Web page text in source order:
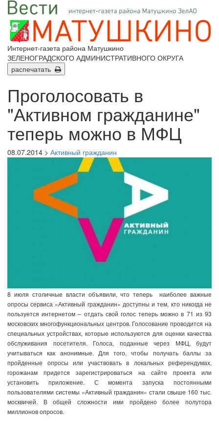
Интернет-газета района Матушкино
ЗЕЛЕНОГРАДСКОГО АДМИНИСТРАТИВНОГО ОКРУГА
распечатать
Проголосовать в
"Активном гражданине"
теперь можно в МФЦ
08.07.2014 > Активный гражданин
8 июля столичные власти объявили, что теперь наиболее важные
опросы сервиса «Активный гражданин» доступны и тем, кто никогда не
пользуется интернетом – отдать свой голос теперь можно в 71 из 93
московских многофункциональных центров. Голосование проводится на
специальных устройствах, которые используются для оценки качества
обслуживания посетителя. Голоса, поданные через МФЦ, будут
учитываться как анонимные. Для того, чтобы получать баллы за
пройденные опросы или участвовать в локальных референдумах,
горожанам придется зарегистрироваться на сайте проекта или
установить приложение. С момента запуска постоянными
пользователями системы «Активный гражданин» стали свыше 160 тыс.
москвичей. В общей сложности ими пройдено более полутора
миллионов опросов.